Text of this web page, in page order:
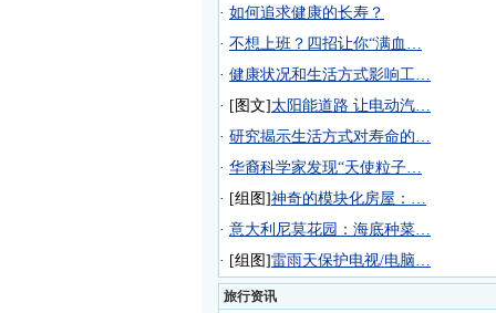
· 如何追求健康的长寿？
· 不想上班？四招让你“满血…
· 健康状况和生活方式影响工…
· [图文] 太阳能道路 让电动汽…
· 研究揭示生活方式对寿命的…
· 华裔科学家发现“天使粒子…
· [组图]神奇的模块化房屋：…
· 意大利尼莫花园：海底种菜…
· [组图]雷雨天保护电视/电脑…
旅行资讯